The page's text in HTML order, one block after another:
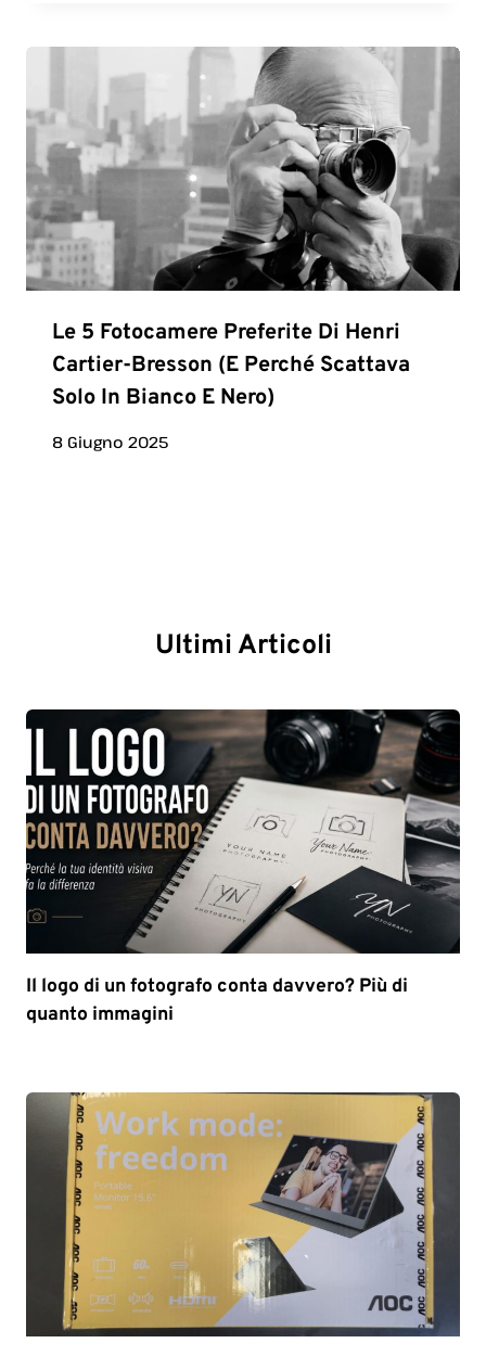
Le 5 Fotocamere Preferite Di Henri
Cartier-Bresson (e Perché Scattava
Solo In Bianco E Nero)
8 Giugno 2025
Ultimi Articoli
Il logo di un fotografo conta davvero? Più di
quanto immagini